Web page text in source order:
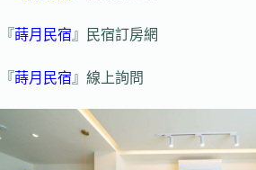
『蒔月民宿 』民宿訂房網
『蒔月民宿 』線上詢問